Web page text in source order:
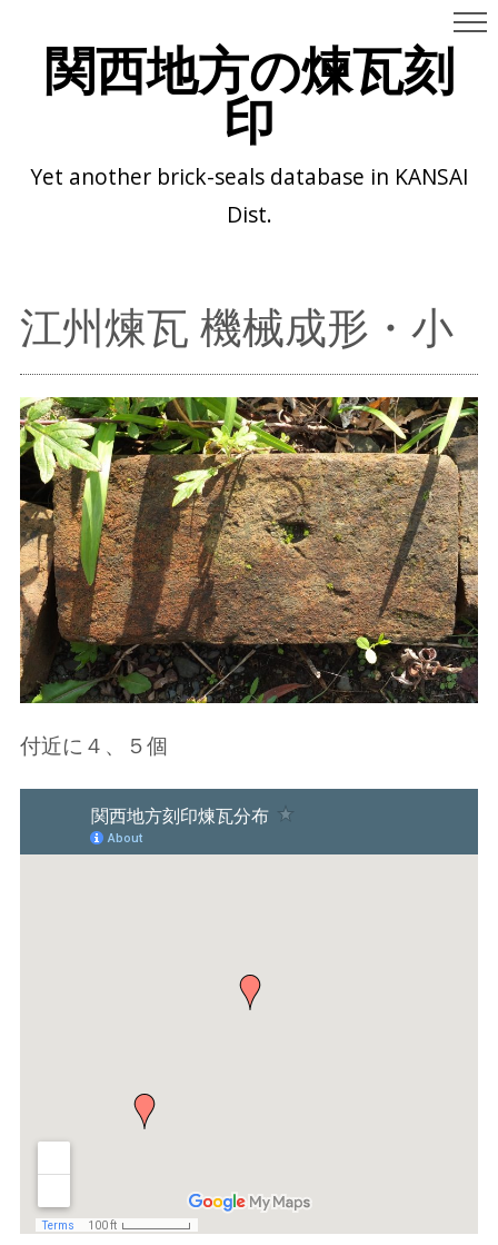
関西地方の煉瓦刻
印
Yet another brick-seals database in KANSAI
Dist.
江州煉瓦 機械成形・小
付近に４、５個